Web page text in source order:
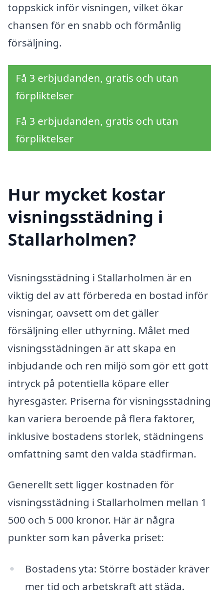
toppskick inför visningen, vilket ökar
chansen för en snabb och förmånlig
försäljning.
Få 3 erbjudanden, gratis och utan
förpliktelser
Få 3 erbjudanden, gratis och utan
förpliktelser
Hur mycket kostar
visningsstädning i
Stallarholmen?
Visningsstädning i Stallarholmen är en
viktig del av att förbereda en bostad inför
visningar, oavsett om det gäller
försäljning eller uthyrning. Målet med
visningsstädningen är att skapa en
inbjudande och ren miljö som gör ett gott
intryck på potentiella köpare eller
hyresgäster. Priserna för visningsstädning
kan variera beroende på flera faktorer,
inklusive bostadens storlek, städningens
omfattning samt den valda städfirman.
Generellt sett ligger kostnaden för
visningsstädning i Stallarholmen mellan 1
500 och 5 000 kronor. Här är några
punkter som kan påverka priset:
Bostadens yta: Större bostäder kräver
mer tid och arbetskraft att städa.